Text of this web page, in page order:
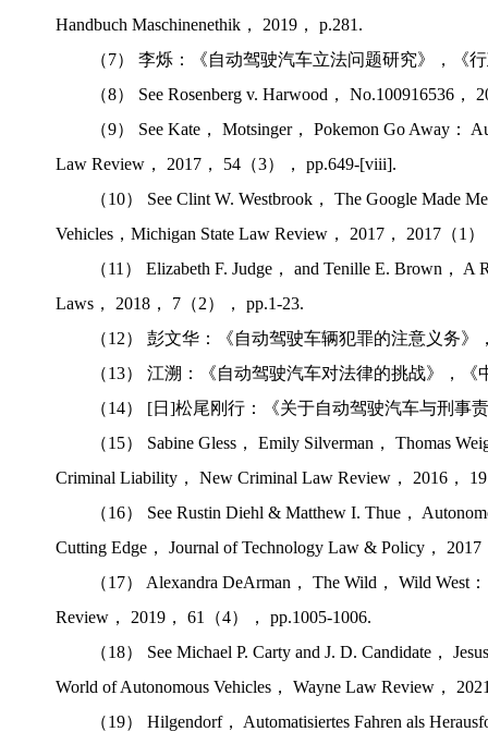
Handbuch Maschinenethik， 2019， p.281.
（7） 李烁：《自动驾驶汽车立法问题研究》，《
（8） See Rosenberg v. Harwood， No.100916536
（9） See Kate， Motsinger， Pokemon Go Away：
Law Review， 2017， 54（3）， pp.649-[viii].
（10） See Clint W. Westbrook， The Google Made
Vehicles，Michigan State Law Review， 2017， 2017（1
（11） Elizabeth F. Judge， and Tenille E. Brown，
Laws， 2018， 7（2）， pp.1-23.
（12） 彭文华：《自动驾驶车辆犯罪的注意义务
（13） 江溯：《自动驾驶汽车对法律的挑战》，《
（14） [日]松尾刚行：《关于自动驾驶汽车与刑事
（15） Sabine Gless， Emily Silverman， Thomas
Criminal Liability， New Criminal Law Review， 2016，
（16） See Rustin Diehl & Matthew I. Thue，
Cutting Edge， Journal of Technology Law & Policy，
（17） Alexandra DeArman， The Wild， Wild West
Review， 2019， 61（4）， pp.1005-1006.
（18） See Michael P. Carty and J. D. Candidate，
World of Autonomous Vehicles， Wayne Law Review，
（19） Hilgendorf， Automatisiertes Fahren als